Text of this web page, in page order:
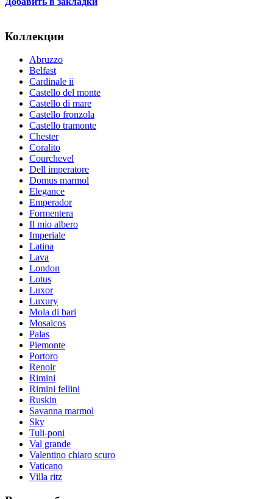
Коллекции
Abruzzo
Belfast
Cardinale ii
Castello del monte
Castello di mare
Castello fronzola
Castello tramonte
Chester
Coralito
Courchevel
Dell imperatore
Domus marmol
Elegance
Emperador
Formentera
Il mio albero
Imperiale
Latina
Lava
London
Lotus
Luxor
Luxury
Mola di bari
Mosaicos
Palas
Piemonte
Portoro
Renoir
Rimini
Rimini fellini
Ruskin
Savanna marmol
Sky
Tuli-poni
Val grande
Valentino chiaro scuro
Vaticano
Villa ritz